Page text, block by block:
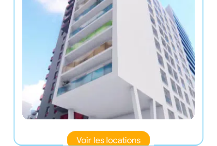
Voir les locations